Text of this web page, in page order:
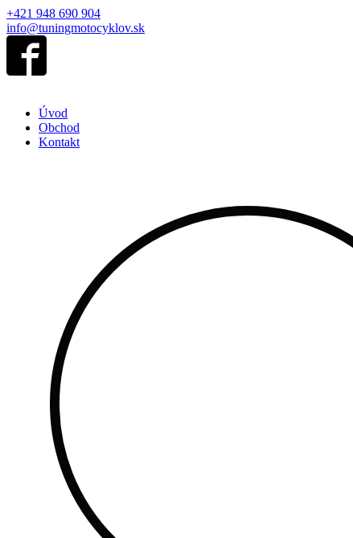
+421 948 690 904
info@tuningmotocyklov.sk
Úvod
Obchod
Kontakt